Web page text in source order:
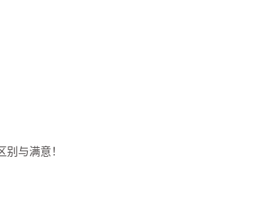
与满意！